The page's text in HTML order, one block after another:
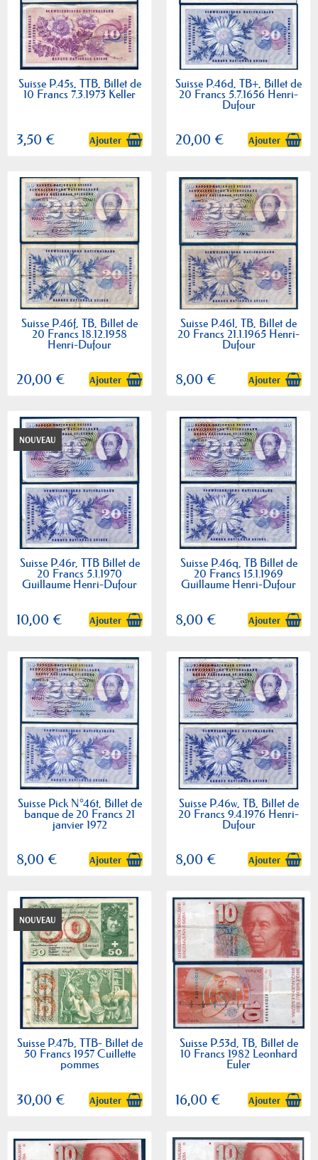
Suisse P.45s, TTB, Billet de
10 Francs 7.3.1973 Keller
3,50 € Ajouter
Suisse P.46d, TB+, Billet de
20 Francs 5.7.1656 Henri-
Dufour
20,00 € Ajouter
Suisse P.46f, TB, Billet de
20 Francs 18.12.1958
Henri-Dufour
20,00 € Ajouter
Suisse P.46l, TB, Billet de
20 Francs 21.1.1965 Henri-
Dufour
8,00 € Ajouter
NOUVEAU
Suisse P.46r, TTB Billet de
20 Francs 5.1.1970
Guillaume Henri-Dufour
10,00 € Ajouter
Suisse P.46q, TB Billet de
20 Francs 15.1.1969
Guillaume Henri-Dufour
8,00 € Ajouter
Suisse Pick N°46t, Billet de
banque de 20 Francs 21
janvier 1972
8,00 € Ajouter
Suisse P.46w, TB, Billet de
20 Francs 9.4.1976 Henri-
Dufour
8,00 € Ajouter
NOUVEAU
Suisse P.47b, TTB- Billet de
50 Francs 1957 Cuillette
pommes
30,00 € Ajouter
Suisse P.53d, TB, Billet de
10 Francs 1982 Leonhard
Euler
16,00 € Ajouter